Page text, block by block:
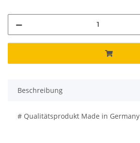
Beschreibung
# Qualitätsprodukt Made in Germany